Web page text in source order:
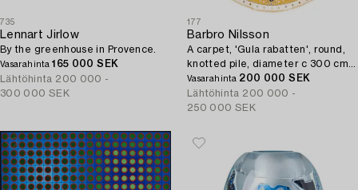
735
Lennart Jirlow
By the greenhouse in Provence.
Vasarahinta165 000 SEK
Lähtöhinta 200 000 -
300 000 SEK
177
Barbro Nilsson
A carpet, 'Gula rabatten', round,
knotted pile, diameter c 300 cm,
AB Märta Måås-Fjetterström,
unsigned.
Vasarahinta 200 000 SEK
Lähtöhinta 200 000 -
250 000 SEK